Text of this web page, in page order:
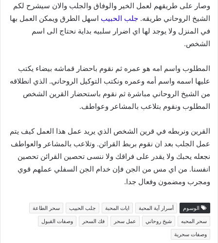
وصار على طريقهم لعمل الخير والوفاق والجلب والان سيشرح لكم
الشيخ الروحاني طريقه. جلب الحبيب اسهل الطرق ويمكن العمل بها
في المنزل ولا يوجد لها اي اضرار سلبيه بداية نحتاج الى اسم
الشخص.
المطلوب واسم امه هو عمره ثم نقوم باحضار قماشه بيضاء يكتب
عليها اسمه واسم أمه وعمره ونكتب التوكيل الروحاني. الذي انطلاقه
من الشيخ الروحاني مباشرة ثم نقوم باستحضار القرين الشخص
المطلوب ونقوم بتلاعب بالمشاعر وعواطف.
القرين ونربطه في قرين الشخص الذي يريد عمل هذا العمل كيف يتم
عمل الجلب بعد ان نقوم بربط القرائن. وتلاعب بالمشاعر والعواطف
نجعله يحبك ولا يقدر على فراقك ولا ننسى تحصين القرائن تحصين
انفسنا. من اي مس من الجن فإن خدام الجن السفلي عملهم قوي
ومجرب ومضمون وفعال جدا.
الوسوم أسرار آية المحبة ايات المحبة جلب الحبيب
سحر الطاعة
سحر المحبه
شيخ روحاني عمل سحر فك السحر
وصفات القبول
وصفات سحرية